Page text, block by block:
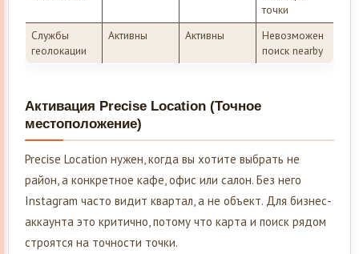
точки
Службы
геолокации
Активны Активны
Невозможен
поиск nearby
Активация Precise Location (Точное
местоположение)
Precise Location нужен, когда вы хотите выбрать не
район, а конкретное кафе, офис или салон. Без него
Instagram часто видит квартал, а не объект. Для бизнес-
аккаунта это критично, потому что карта и поиск рядом
строятся на точности точки.